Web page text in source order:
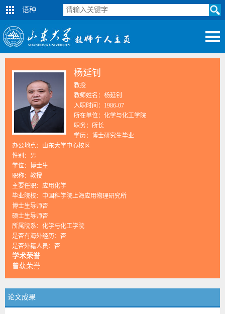
语种
杨延钊
教授
教师姓名：杨延钊
入职时间：1986-07
所在单位：化学与化工学院
职务：所长
学历：博士研究生毕业
办公地点：山东大学中心校区
性别：男
学位：博士生
职称：教授
主要任职：应用化学
毕业院校：中国科学院上海应用物理研究所
博士生导师否
硕士生导师否
所属院系：化学与化工学院
是否有海外经历：否
是否外籍人员：否
学术荣誉
曾获荣誉
论文成果